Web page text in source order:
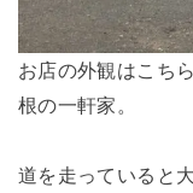
お店の外観はこち
根の一軒家。
道を走っていると